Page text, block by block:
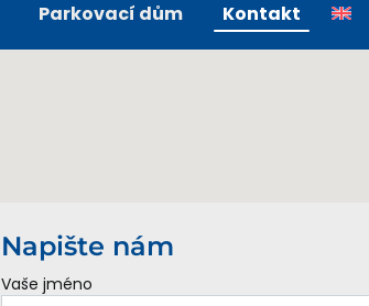
Parkovací dům Kontakt
Napište nám
Vaše jméno